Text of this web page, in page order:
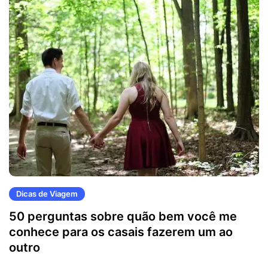
Dicas de Viagem
50 perguntas sobre quão bem você me
conhece para os casais fazerem um ao
outro